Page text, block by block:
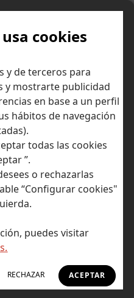
cookies
y de terceros para
y mostrarte publicidad
en base a un perfil
hábitos de navegación
todas las cookies
”.
o rechazarlas
“Configurar cookies"
puedes visitar
ACEPTAR
RECHAZAR